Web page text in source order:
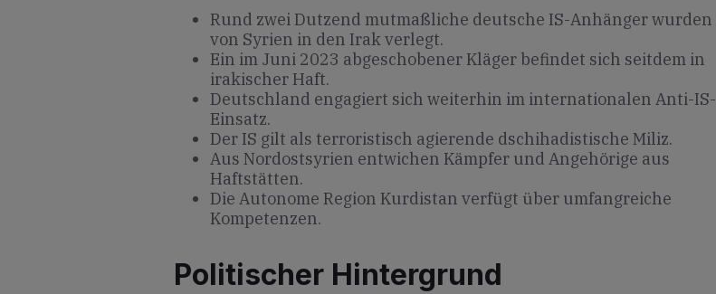
Rund zwei Dutzend mutmaßliche deutsche IS-Anhänger wurden
von Syrien in den Irak verlegt.
Ein im Juni 2023 abgeschobener Kläger befindet sich seitdem in
irakischer Haft.
Deutschland engagiert sich weiterhin im internationalen Anti-IS-
Einsatz.
Der IS gilt als terroristisch agierende dschihadistische Miliz.
Aus Nordostsyrien entwichen Kämpfer und Angehörige aus
Haftstätten.
Die Autonome Region Kurdistan verfügt über umfangreiche
Kompetenzen.
Politischer Hintergrund